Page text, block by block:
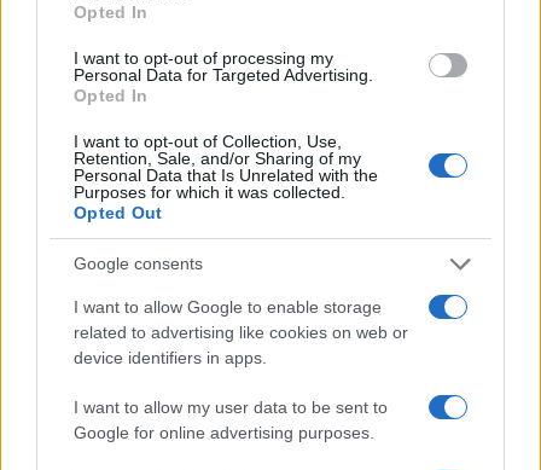
Opted In
I want to opt-out of processing my
Personal Data for Targeted Advertising.
Opted In
I want to opt-out of Collection, Use,
Retention, Sale, and/or Sharing of my
Personal Data that Is Unrelated with the
Purposes for which it was collected.
Opted Out
Google consents
I want to allow Google to enable storage
related to advertising like cookies on web or
device identifiers in apps.
I want to allow my user data to be sent to
Google for online advertising purposes.
Copenhagen: un mix di comfort e stile
LIFESTYLE
Look da ufficio estate 2026: consigli per un